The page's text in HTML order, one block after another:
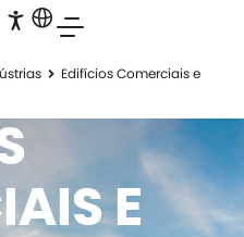
Edifícios Comerciais e
E